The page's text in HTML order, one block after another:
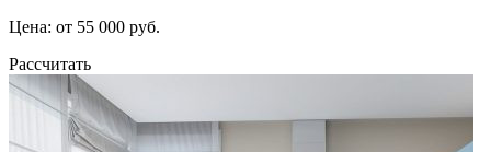
Цена: от 55 000 руб.
Рассчитать